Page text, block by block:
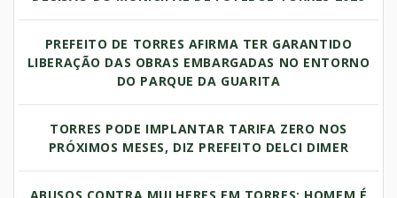
PREFEITO DE TORRES AFIRMA TER GARANTIDO
LIBERAÇÃO DAS OBRAS EMBARGADAS NO ENTORNO
DO PARQUE DA GUARITA
TORRES PODE IMPLANTAR TARIFA ZERO NOS
PRÓXIMOS MESES, DIZ PREFEITO DELCI DIMER